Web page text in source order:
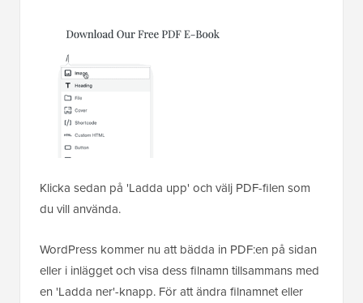
Klicka sedan på 'Ladda upp' och välj PDF-filen som
du vill använda.
WordPress kommer nu att bädda in PDF:en på sidan
eller i inlägget och visa dess filnamn tillsammans med
en 'Ladda ner'-knapp. För att ändra filnamnet eller